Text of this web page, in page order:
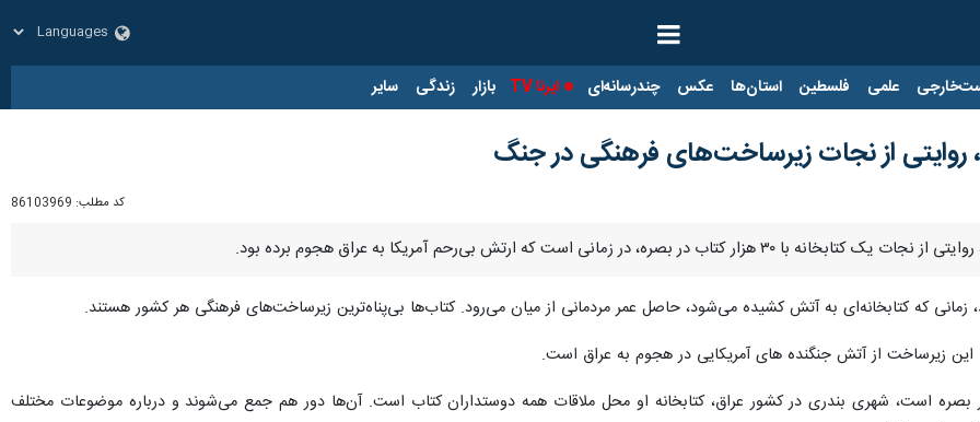
علمی فلسطین استان‌ها عکس چندرسانه‌ای ایرنا TV بازار زندگی سایر
از نجات زیرساخت‌های فرهنگی در جنگ
کد مطلب: 86103969